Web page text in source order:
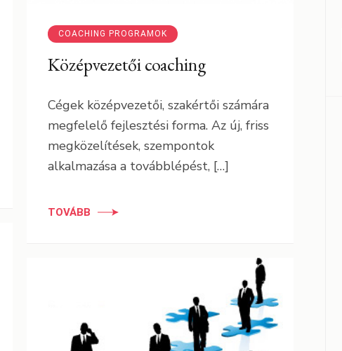
COACHING PROGRAMOK
Középvezetői coaching
Cégek középvezetői, szakértői számára
megfelelő fejlesztési forma. Az új, friss
megközelítések, szempontok
alkalmazása a továbblépést, […]
TOVÁBB